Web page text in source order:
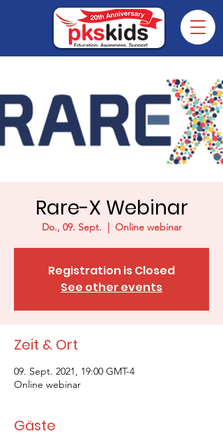
Rare-X Webinar
Do., 09. Sept.
  |
Online webinar
Registration is Closed
See other events
Zeit & Ort
09. Sept. 2021, 19:00 GMT-4
Online webinar
Gäste